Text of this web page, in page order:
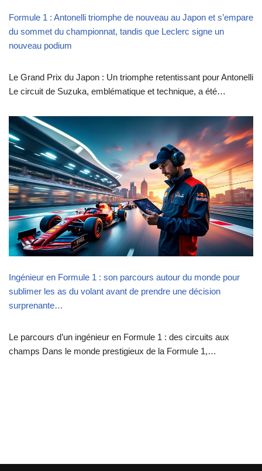
Formule 1 : Antonelli triomphe de nouveau au Japon et s’empare
du sommet du championnat, tandis que Leclerc signe un
nouveau podium
Le Grand Prix du Japon : Un triomphe retentissant pour Antonelli
Le circuit de Suzuka, emblématique et technique, a été…
Ingénieur en Formule 1 : son parcours autour du monde pour
sublimer les as du volant avant de prendre une décision
surprenante…
Le parcours d’un ingénieur en Formule 1 : des circuits aux
champs Dans le monde prestigieux de la Formule 1,…